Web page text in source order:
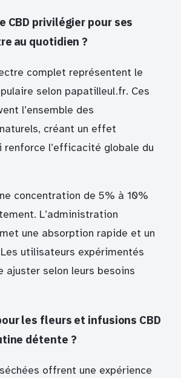
CBD privilégier pour ses
au quotidien ?
complet représentent le
selon papatilleul.fr. Ces
l’ensemble des
créant un effet
renforce l’efficacité globale du
concentration de 5% à 10%
L’administration
une absorption rapide et un
utilisateurs expérimentés
ajuster selon leurs besoins
les fleurs et infusions CBD
détente ?
offrent une expérience